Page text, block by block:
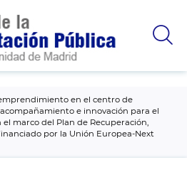
en el centro de
e innovación para el
marco del Plan de Recuperación,
por la Unión Europea-Next